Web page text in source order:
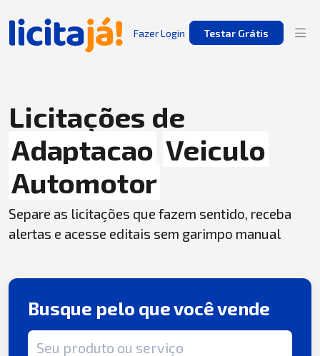
Fazer Login Testar Grátis
Licitações de
Adaptacao Veiculo
Automotor
Separe as licitações que fazem sentido, receba
alertas e acesse editais sem garimpo manual
Busque pelo que você vende
Termo de busca